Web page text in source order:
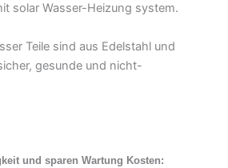
solar Wasser-Heizung system.
Teile sind aus Edelstahl und
gesunde und nicht-
und sparen Wartung Kosten: